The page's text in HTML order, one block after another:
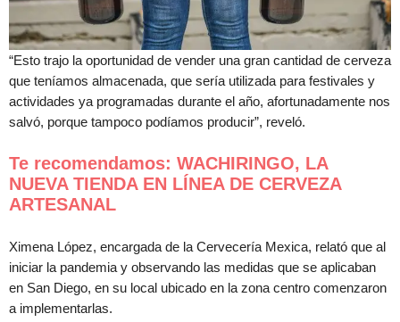
“Esto trajo la oportunidad de vender una gran cantidad de cerveza
que teníamos almacenada, que sería utilizada para festivales y
actividades ya programadas durante el año, afortunadamente nos
salvó, porque tampoco podíamos producir”, reveló.
Te recomendamos: WACHIRINGO, LA
NUEVA TIENDA EN LÍNEA DE CERVEZA
ARTESANAL
Ximena López, encargada de la Cervecería Mexica, relató que al
iniciar la pandemia y observando las medidas que se aplicaban
en San Diego, en su local ubicado en la zona centro comenzaron
a implementarlas.